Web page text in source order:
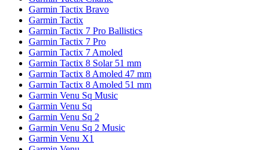
Garmin Tactix Bravo
Garmin Tactix
Garmin Tactix 7 Pro Ballistics
Garmin Tactix 7 Pro
Garmin Tactix 7 Amoled
Garmin Tactix 8 Solar 51 mm
Garmin Tactix 8 Amoled 47 mm
Garmin Tactix 8 Amoled 51 mm
Garmin Venu Sq Music
Garmin Venu Sq
Garmin Venu Sq 2
Garmin Venu Sq 2 Music
Garmin Venu X1